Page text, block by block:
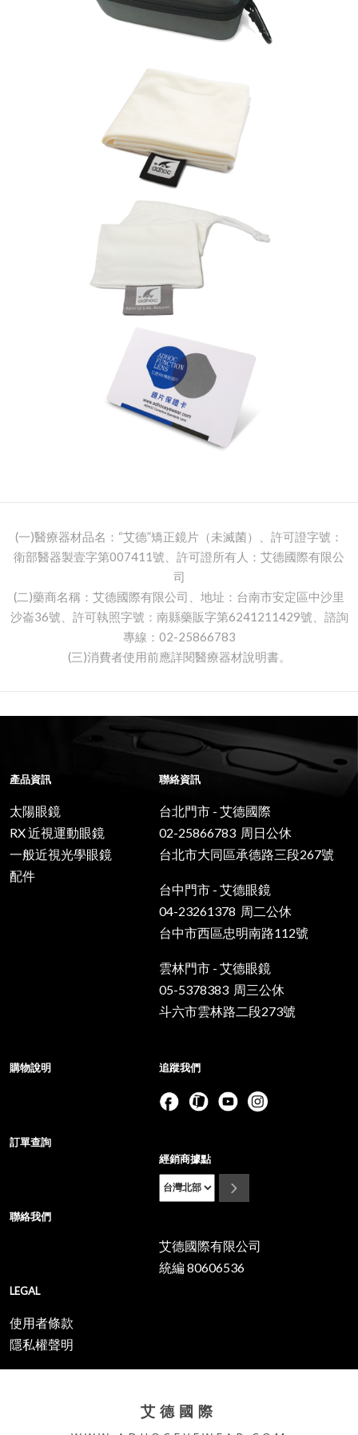
(一)醫療器材品名：“艾德”矯正鏡片（未滅菌）、許可證字號：
衛部醫器製壹字第007411號、許可證所有人：艾德國際有限公
司
(二)藥商名稱：艾德國際有限公司、地址：台南市安定區中沙里
沙崙36號、許可執照字號：南縣藥販字第6241211429號、諮詢
專線：02-25866783
(三)消費者使用前應詳閱醫療器材說明書。
產品資訊
太陽眼鏡
RX 近視運動眼鏡
一般近視光學眼鏡
配件
聯絡資訊
台北門市 - 艾德國際
02-25866783 周日公休
台北市大同區承德路三段267號
台中門市 - 艾德眼鏡
04-23261378 周二公休
台中市西區忠明南路112號
雲林門市 - 艾德眼鏡
05-5378383 周三公休
斗六市雲林路二段273號
購物說明
訂單查詢
聯絡我們
LEGAL
使用者條款
隱私權聲明
追蹤我們
經銷商據點
艾德國際有限公司
統編 80606536
艾德國際